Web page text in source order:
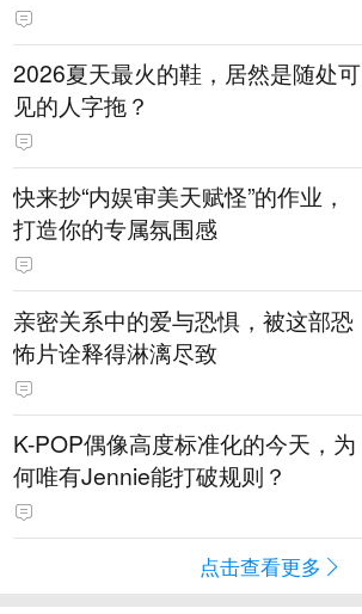
2026夏天最火的鞋，居然是随处可
见的人字拖？
快来抄“内娱审美天赋怪”的作业，
打造你的专属氛围感
亲密关系中的爱与恐惧，被这部恐
怖片诠释得淋漓尽致
K-POP偶像高度标准化的今天，为
何唯有Jennie能打破规则？
点击查看更多